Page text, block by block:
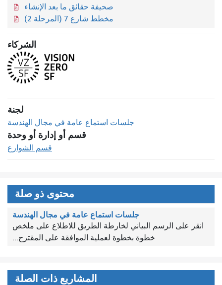
صحيفة حقائق ما بعد الإنشاء
مخطط شارع 7 (المرحلة 2)
الشركاء
لجنة
جلسات استماع عامة في مجال الهندسة
قسم أو إدارة أو وحدة
قسم الشوارع
محتوى ذو صلة
جلسات استماع عامة في مجال الهندسة
انقر على الرسم البياني لخارطة الطريق للاطلاع على ملخص
خطوة بخطوة لعملية الموافقة على المقترح...
المشاريع ذات الصلة